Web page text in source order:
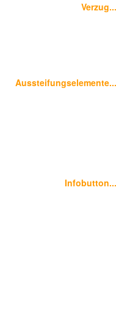
Verzug
Aussteifungselemente